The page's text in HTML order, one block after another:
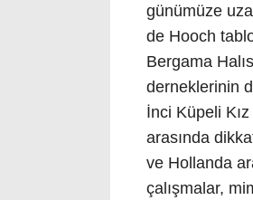
günümüze
de Hooch
Bergama
derneklerinin
İnci Küpeli
arasında
ve Hollanda
çalışmalar,